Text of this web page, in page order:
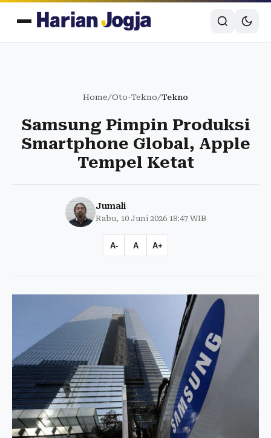
Home/Oto-Tekno/Tekno
Samsung Pimpin Produksi
Smartphone Global, Apple
Tempel Ketat
Jumali
Rabu, 10 Juni 2026 18:47 WIB
A- A A+